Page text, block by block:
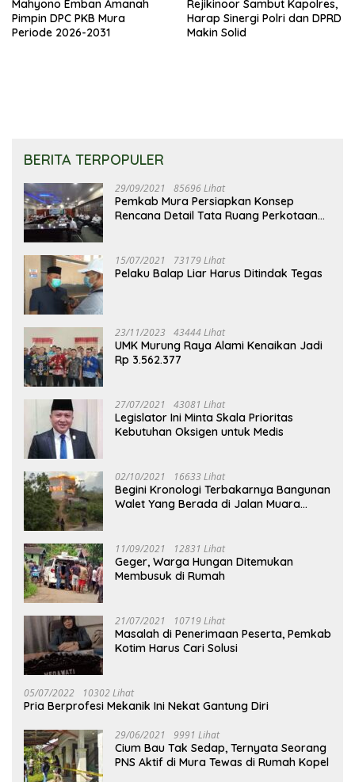
Mahyono Emban Amanah
Pimpin DPC PKB Mura
Periode 2026-2031
Rejikinoor Sambut Kapolres,
Harap Sinergi Polri dan DPRD
Makin Solid
BERITA TERPOPULER
29/09/2021 85696 Lihat
Pemkab Mura Persiapkan Konsep
Rencana Detail Tata Ruang Perkotaan
15/07/2021 73179 Lihat
Pelaku Balap Liar Harus Ditindak Tegas
23/11/2023 43444 Lihat
UMK Murung Raya Alami Kenaikan Jadi
Rp 3.562.377
27/07/2021 43081 Lihat
Legislator Ini Minta Skala Prioritas
Kebutuhan Oksigen untuk Medis
02/10/2021 16633 Lihat
Begini Kronologi Terbakarnya Bangunan
Walet Yang Berada di Jalan Muara
11/09/2021 12831 Lihat
Geger, Warga Hungan Ditemukan
Membusuk di Rumah
21/07/2021 10719 Lihat
Masalah di Penerimaan Peserta, Pemkab
Kotim Harus Cari Solusi
05/07/2022 10302 Lihat
Pria Berprofesi Mekanik Ini Nekat Gantung Diri
29/06/2021 9991 Lihat
Cium Bau Tak Sedap, Ternyata Seorang
PNS Aktif di Mura Tewas di Rumah Kopel